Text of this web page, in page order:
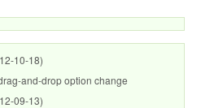
10-18)
and-drop option change
09-13)